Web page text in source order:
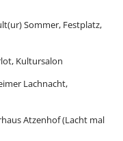
Sommer, Festplatz,
Kultursalon
Lachnacht,
Atzenhof (Lacht mal